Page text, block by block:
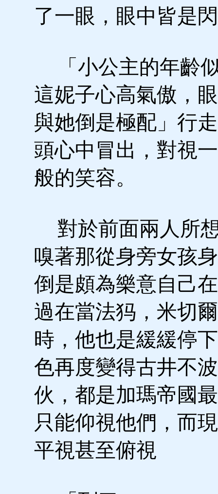
了一眼，眼中皆是
「小公主的年齡
這妮子心高氣傲，
與她倒是極配」行
頭心中冒出，對視
般的笑容。
對於前面兩人所
嗅著那從身旁女孩
倒是頗為樂意自己
過在當法犸，米切
時，他也是緩緩停
色再度變得古井不
伙，都是加瑪帝國
只能仰視他們，而
平視甚至俯視